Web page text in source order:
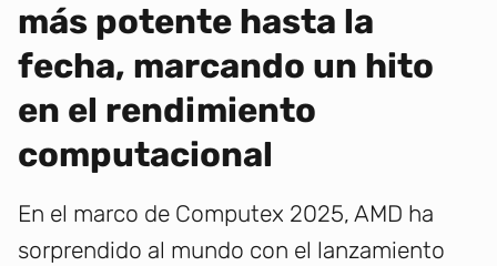
más potente hasta la
fecha, marcando un hito
en el rendimiento
computacional
En el marco de Computex 2025, AMD ha
sorprendido al mundo con el lanzamiento